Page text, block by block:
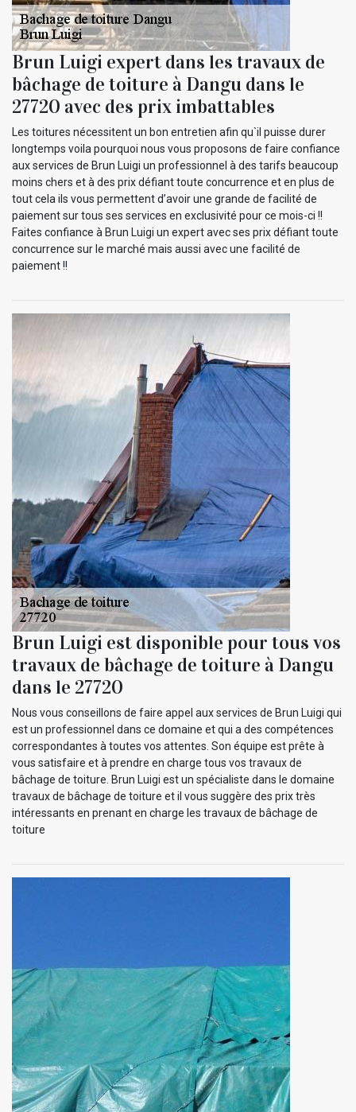
Brun Luigi expert dans les travaux de
bâchage de toiture à Dangu dans le
27720 avec des prix imbattables
Les toitures nécessitent un bon entretien afin qu`il puisse durer
longtemps voila pourquoi nous vous proposons de faire confiance
aux services de Brun Luigi un professionnel à des tarifs beaucoup
moins chers et à des prix défiant toute concurrence et en plus de
tout cela ils vous permettent d’avoir une grande de facilité de
paiement sur tous ses services en exclusivité pour ce mois-ci !!
Faites confiance à Brun Luigi un expert avec ses prix défiant toute
concurrence sur le marché mais aussi avec une facilité de
paiement !!
Brun Luigi est disponible pour tous vos
travaux de bâchage de toiture à Dangu
dans le 27720
Nous vous conseillons de faire appel aux services de Brun Luigi qui
est un professionnel dans ce domaine et qui a des compétences
correspondantes à toutes vos attentes. Son équipe est prête à
vous satisfaire et à prendre en charge tous vos travaux de
bâchage de toiture. Brun Luigi est un spécialiste dans le domaine
travaux de bâchage de toiture et il vous suggère des prix très
intéressants en prenant en charge les travaux de bâchage de
toiture